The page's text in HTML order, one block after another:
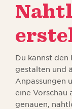
Du kannst den
gestalten und
Anpassungen
eine Vorschau
genauen,